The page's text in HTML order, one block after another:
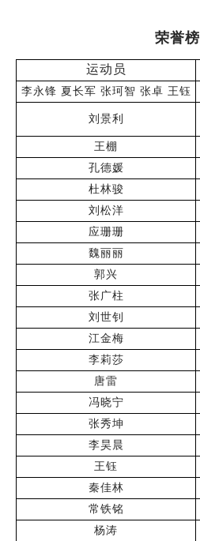
荣誉榜
运动员
李永锋 夏长军 张珂智 张卓 王钰
刘景利
王棚
孔德媛
杜林骏
刘松洋
应珊珊
魏丽丽
郭兴
张广柱
刘世钊
江金梅
李莉莎
唐雷
冯晓宁
张秀坤
李昊晨
王钰
秦佳林
常铁铭
杨涛